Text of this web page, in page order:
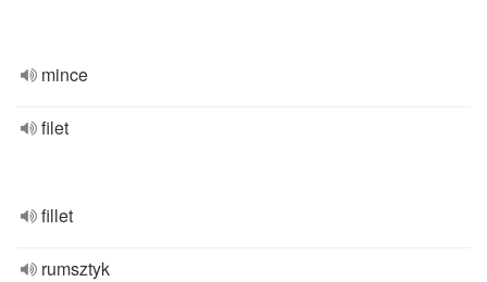
mince
filet
fillet
rumsztyk